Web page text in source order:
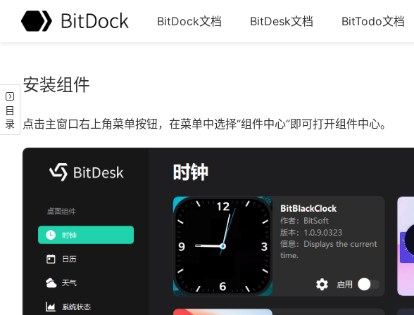
BitDock文档 BitDesk文档 BitTodo文档
目录
安装组件
点击主窗口右上角菜单按钮，在菜单中选择“组件中心”即可打开组件中心。